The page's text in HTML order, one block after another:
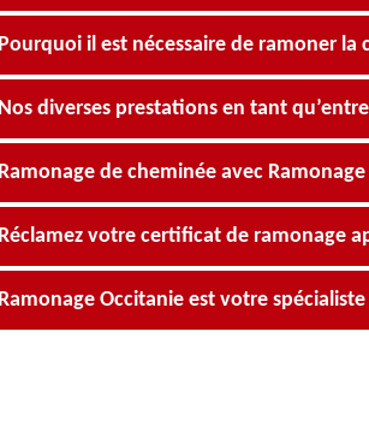
Pourquoi il est nécessaire de ramoner la
Nos diverses prestations en tant
Ramonage de cheminée avec
Réclamez votre certificat de ramonage
Ramonage Occitanie est votre